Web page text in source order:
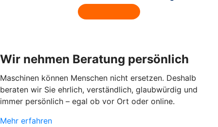
Wir nehmen Beratung persönlich
Maschinen können Menschen nicht ersetzen. Deshalb
beraten wir Sie ehrlich, verständlich, glaubwürdig und
immer persönlich – egal ob vor Ort oder online.
Mehr erfahren